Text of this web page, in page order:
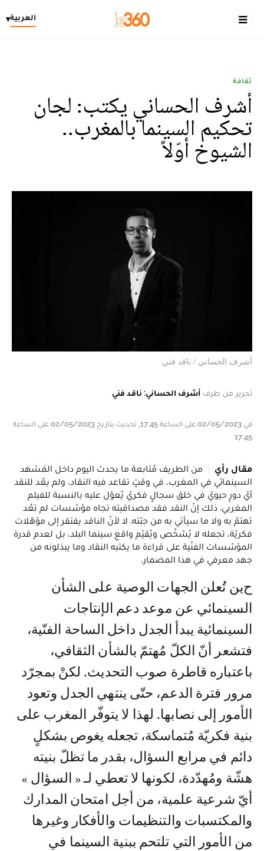
العربية▾
ثقافة
أشرف الحساني يكتب: لجان
تحكيم السينما بالمغرب..
الشيوخ أوّلاً
أشرف الحساني / ناقد فني
تحرير من طرف أشرف الحساني: ناقد فني
في 02/05/2023 على الساعة 17:45, تحديث بتاريخ 02/05/2023 على الساعة
17:45
مقال رأي
من الطريف مُتابعة ما يحدث اليوم داخل المَشهد
السينمائي في المغرب، في وقتٍ تقاعد فيه النقاد، ولم يعُد للنقد
أيّ دورٍ حيويّ في خلق سجالٍ فكريّ يُعوّل عليه بالنسبة للفيلم
المغربي. ذلك إنّ النقد فقد مصداقيته تجاه مؤسّسات لم تعُد
تهتمّ به ولا ما سيأتي به من جبّته. لا لأنّ الناقد يفتقر إلى مؤهّلات
فكريّة، تجعله لا يُشخّص ويُقيّم واقع سينما البلد، بل لعدم قدرة
المؤسّسات الفنّية على قراءة ما يكتبه النقاد وما يبذلونه من
جهد معرفي في هذا المضمار.
حين تُعلن الجهات الوصية على الشأن
السينمائي عن موعد دعم الإنتاجات
السينمائية يبدأ الجدل داخل الساحة الفنّية،
فتشعر أنّ الكلّ مُهتمّ بالشأن الثقافي،
باعتباره قاطرة صوب التحديث. لكنْ بمجرّد
مرور فترة الدعم، حتّى ينتهي الجدل وتعود
الأمور إلى نصابها. لهذا لا يتوفّر المغرب على
بنية فكريّة مُتماسكة، تجعله يغوص بشكلٍ
دائم في مرابع السؤال، بقدر ما تظلّ بنيته
هشّة ومُهدّدة، لكونها لا تعطي لـ « السؤال »
أيّ شرعية علمية، من أجل امتحان المدارك
والمكتسبات والتنظيمات والأفكار وغيرها
من الأمور التي تلتحم ببنية السينما في